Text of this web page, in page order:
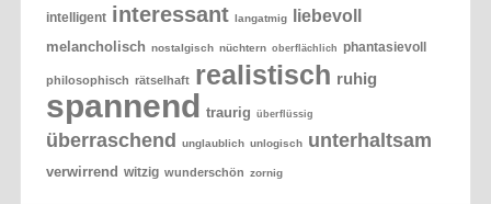
intelligent interessant langatmig liebevoll
melancholisch nostalgisch nüchtern oberflächlich phantasievoll
philosophisch rätselhaft realistisch ruhig
spannend traurig überflüssig
überraschend unglaublich unlogisch unterhaltsam
verwirrend witzig wunderschön zornig